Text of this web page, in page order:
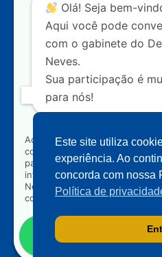
+55 (61) 3215-5964
+55 (31) 3261-0121
+55 (31) 97150-0834
Nossas redes
Acompanhe o meu
Olá! Seja bem-
Aqui você pode
com o gabinete do
Neves.
Sua participação é
para nós!
Ao clicar para iniciar o contato
concorda que seus dados
para atendimento relacionado
informações referentes ao
Neves. Seus dados serão
compartilhados com terceiros.
Falar com gabinete
Este site utiliza
experiência. Ao
concorda com nossa
Política de